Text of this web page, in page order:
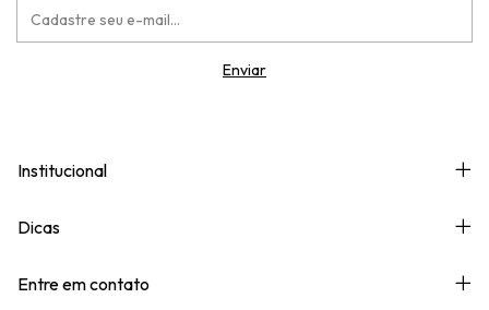
Institucional
Dicas
Entre em contato